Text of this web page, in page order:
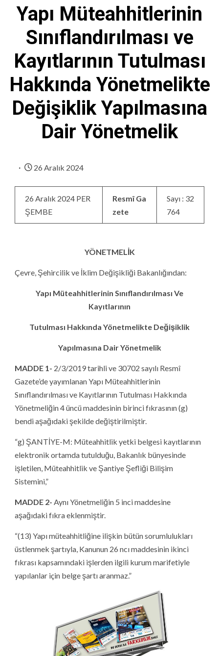
Yapı Müteahhitlerinin
Sınıflandırılması ve
Kayıtlarının Tutulması
Hakkında Yönetmelikte
Değişiklik Yapılmasına
Dair Yönetmelik
26 Aralık 2024
26 Aralık 2024 PER
ŞEMBE
Resmî Ga
zete
Sayı : 32
764
YÖNETMELİK
Çevre, Şehircilik ve İklim Değişikliği Bakanlığından:
Yapı Müteahhitlerinin Sınıflandırılması Ve
Kayıtlarının
Tutulması Hakkında Yönetmelikte Değişiklik
Yapılmasına Dair Yönetmelik
MADDE 1- 2/3/2019 tarihli ve 30702 sayılı Resmî
Gazete’de yayımlanan Yapı Müteahhitlerinin
Sınıflandırılması ve Kayıtlarının Tutulması Hakkında
Yönetmeliğin 4 üncü maddesinin birinci fıkrasının (g)
bendi aşağıdaki şekilde değiştirilmiştir.
“g) ŞANTİYE-M: Müteahhitlik yetki belgesi kayıtlarının
elektronik ortamda tutulduğu, Bakanlık bünyesinde
işletilen, Müteahhitlik ve Şantiye Şefliği Bilişim
Sistemini,”
MADDE 2- Aynı Yönetmeliğin 5 inci maddesine
aşağıdaki fıkra eklenmiştir.
“(13) Yapı müteahhitliğine ilişkin bütün sorumlulukları
üstlenmek şartıyla, Kanunun 26 ncı maddesinin ikinci
fıkrası kapsamındaki işlerden ilgili kurum marifetiyle
yapılanlar için belge şartı aranmaz.”